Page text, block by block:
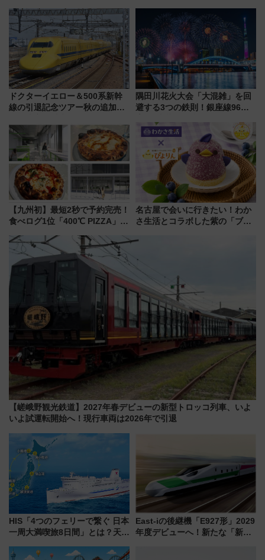
月7日限定 ソフトバンクホーク
スとコラボ
ー当時の停車駅」を再現 運転
時刻や特急券の買い方を紹介
ドクターイエロー＆500系新幹
線の引退記念ツアー秋の追加企
ホテル情報まとめ
隅田川花火大会「大混雑」を回
避する3つの鉄則！銀座線96本
ツリー駅の規制まとめ 7/25開催
（2026年）
【九州初】最短2秒で予約完売！
食べログ1位「400℃ PIZZA」が
プン。もつ鍋風など限定メニュ
ーも
名古屋で会いに行きたい！わか
さ生活とコラボした紫の「ブル
売
【嵯峨野観光鉄道】2027年春デビューの新型トロッコ列車、いよ
いよ試運転開始へ！現行車両は2026年で引退
HIS「4つのフェリーで繋ぐ 日本
一周大満喫旅8日間」とは？天橋
の絶景＆限定グルメを網羅！煩
East-iの後継機「E927形」2029
年度デビューへ！新たな「新幹